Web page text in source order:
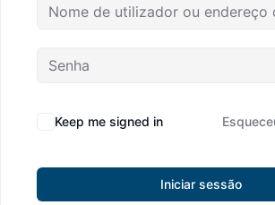
Keep me signed in
Iniciar sessão